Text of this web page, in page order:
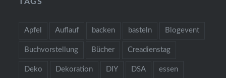
Apfel Auflauf backen basteln Blogevent
Buchvorstellung Bücher Creadienstag
Deko Dekoration DIY DSA essen